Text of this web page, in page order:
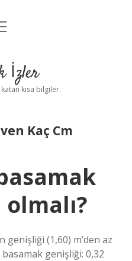
İzler
kısa bilgiler.
Kaç Cm
genişliği (1,60) m’den az
genişliği: 0,32